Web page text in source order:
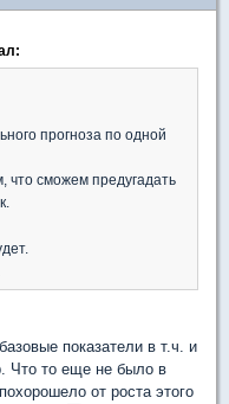
прогноза по одной
что сможем предугадать
показатели в т.ч. и
Что то еще не было в
от роста этого